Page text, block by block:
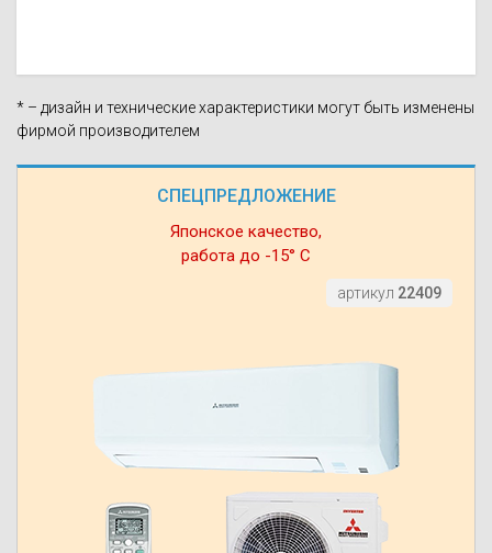
СПЕЦПРЕДЛОЖЕНИЕ
Японское качество,
работа до -15° С
артикул 22409
* – дизайн и технические характеристики могут быть изменены
фирмой производителем